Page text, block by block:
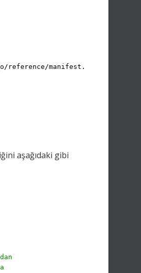
manifest.html
aşağıdaki gibi